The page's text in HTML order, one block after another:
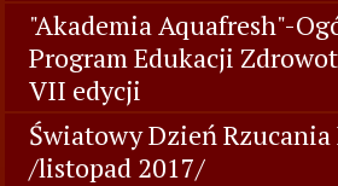
"Akademia Aquafresh"-
Program Edukacji
VII edycji
Światowy Dzień Rzucania
/listopad 2017/